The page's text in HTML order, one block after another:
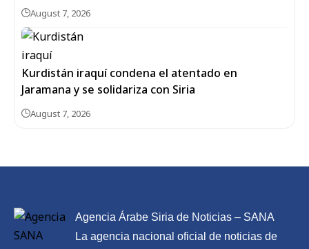
August 7, 2026
Kurdistán iraquí condena el atentado en
Jaramana y se solidariza con Siria
August 7, 2026
Agencia Árabe Siria de Noticias – SANA
La agencia nacional oficial de noticias de